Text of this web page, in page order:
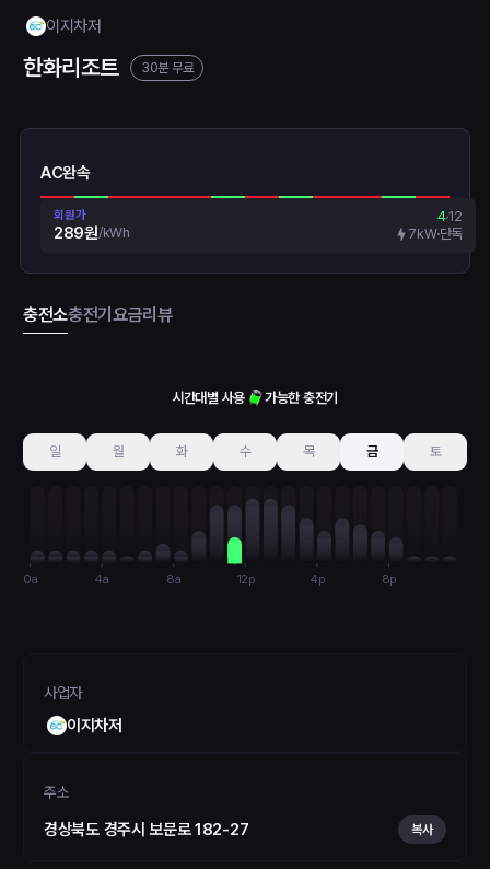
이지차저
한화리조트 30분 무료
AC완속
회원가
289원/kWh
412
7kW단독
충전소충전기요금리뷰
시간대별 사용 가능한 충전기
일 월 화 수 목 금 토
0a 4a 8a 12p 4p 8p
사업자
이지차저
주소
경상북도 경주시 보문로 182-27 복사